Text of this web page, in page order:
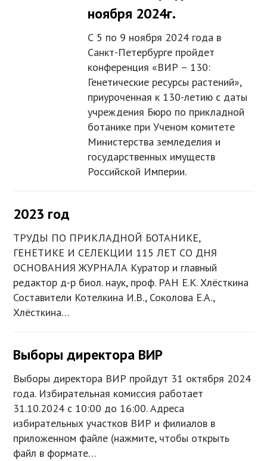
ноября 2024г.
С 5 по 9 ноября 2024 года в
Санкт-Петербурге пройдет
конференция «ВИР – 130:
Генетические ресурсы растений»,
приуроченная к 130-летию с даты
учреждения Бюро по прикладной
ботанике при Ученом комитете
Министерства земледелия и
государственных имуществ
Российской Империи.
2023 год
ТРУДЫ ПО ПРИКЛАДНОЙ БОТАНИКЕ,
ГЕНЕТИКЕ И СЕЛЕКЦИИ 115 ЛЕТ СО ДНЯ
ОСНОВАНИЯ ЖУРНАЛА Куратор и главный
редактор д-р биол. наук, проф. РАН Е.К. Хлёсткина
Составители Котелкина И.В., Соколова Е.А.,
Хлёсткина…
Выборы директора ВИР
Выборы директора ВИР пройдут 31 октября 2024
года. Избирательная комиссия работает
31.10.2024 с 10:00 до 16:00. Адреса
избирательных участков ВИР и филиалов в
приложенном файле (нажмите, чтобы открыть
файл в формате…